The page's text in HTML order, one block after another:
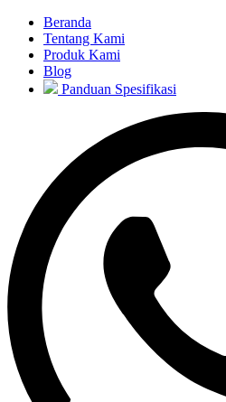
Beranda
Tentang Kami
Produk Kami
Blog
Panduan Spesifikasi